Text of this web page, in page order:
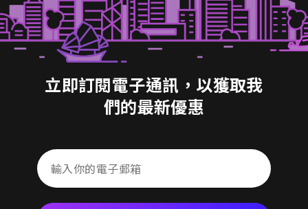
立即訂閱電子通訊，以獲取我
們的最新優惠